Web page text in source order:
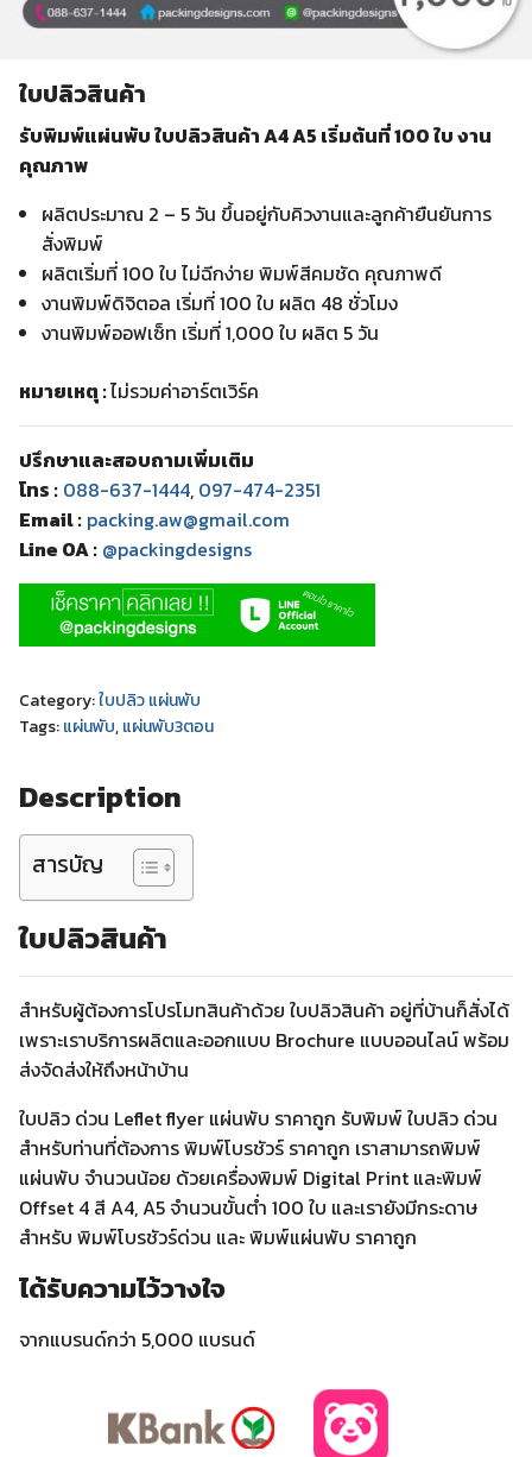
ใบปลิวสินค้า
รับพิมพ์แผ่นพับ ใบปลิวสินค้า A4 A5 เริ่มต้นที่ 100 ใบ งาน
คุณภาพ
ผลิตประมาณ 2 – 5 วัน ขึ้นอยู่กับคิวงานและลูกค้ายืนยันการ
สั่งพิมพ์
ผลิตเริ่มที่ 100 ใบ ไม่ฉีกง่าย พิมพ์สีคมชัด คุณภาพดี
งานพิมพ์ดิจิตอล เริ่มที่ 100 ใบ ผลิต 48 ชั่วโมง
งานพิมพ์ออฟเซ็ท เริ่มที่ 1,000 ใบ ผลิต 5 วัน
หมายเหตุ :ไม่รวมค่าอาร์ตเวิร์ค
ปรึกษาและสอบถามเพิ่มเติม
โทร : 088-637-1444, 097-474-2351
Email : packing.aw@gmail.com
Line OA : @packingdesigns
Category:ใบปลิว แผ่นพับ
Tags:แผ่นพับ,แผ่นพับ3ตอน
Description
สารบัญ
ใบปลิวสินค้า
สำหรับผู้ต้องการโปรโมทสินค้าด้วย ใบปลิวสินค้า อยู่ที่บ้านก็สั่งได้
เพราะเราบริการผลิตและออกแบบ Brochure แบบออนไลน์ พร้อม
ส่งจัดส่งให้ถึงหน้าบ้าน
ใบปลิว ด่วน Leflet flyer แผ่นพับ ราคาถูก รับพิมพ์ ใบปลิว ด่วน
สำหรับท่านที่ต้องการ พิมพ์โบรชัวร์ ราคาถูก เราสามารถพิมพ์
แผ่นพับ จำนวนน้อย ด้วยเครื่องพิมพ์ Digital Print และพิมพ์
Offset 4 สี A4, A5 จำนวนขั้นต่ำ 100 ใบ และเรายังมีกระดาษ
สำหรับ พิมพ์โบรชัวร์ด่วน และ พิมพ์แผ่นพับ ราคาถูก
ได้รับความไว้วางใจ
จากแบรนด์กว่า 5,000 แบรนด์